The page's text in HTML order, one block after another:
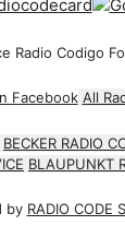
Radio Codigo
Facebook All
BECKER RADIO
BLAUPUNKT
by RADIO CODE